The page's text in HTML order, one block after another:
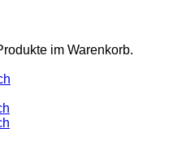
im Warenkorb.